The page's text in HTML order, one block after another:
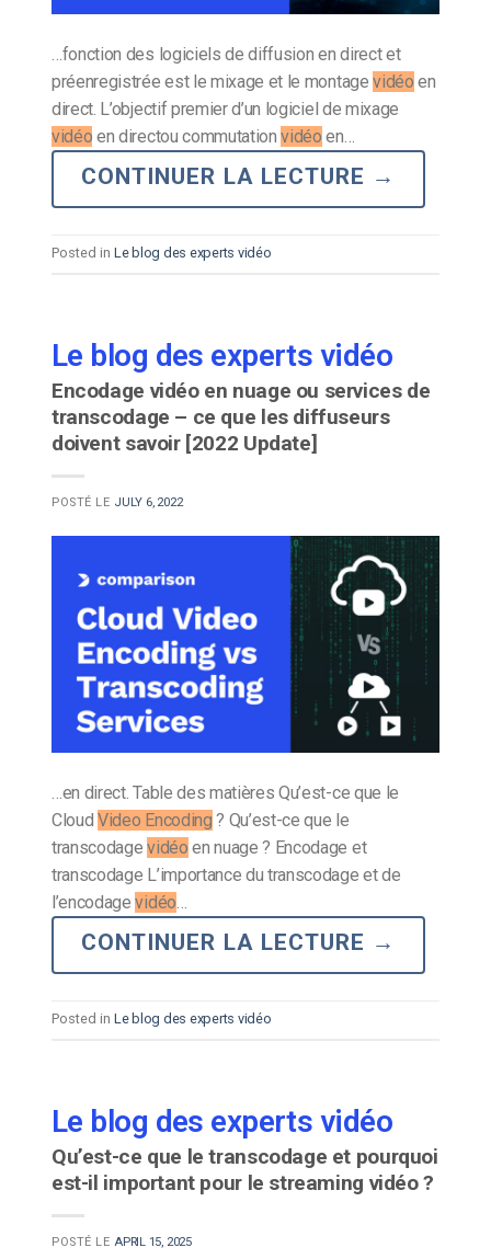
…fonction des logiciels de diffusion en direct et
préenregistrée est le mixage et le montagevidéo en
direct. L’objectif premier d’un logiciel de mixage
vidéo en directou commutationvidéo en…
CONTINUER LA LECTURE →
Posted in Le blog des experts vidéo
Le blog des experts vidéo
Encodage vidéo en nuage ou services de
transcodage – ce que les diffuseurs
doivent savoir [2022 Update]
POSTÉ LE JULY 6, 2022
…en direct. Table des matières Qu’est-ce que le
CloudVideo Encoding ? Qu’est-ce que le
transcodagevidéo en nuage ? Encodage et
transcodage L’importance du transcodage et de
l’encodagevidéo…
CONTINUER LA LECTURE →
Posted in Le blog des experts vidéo
Le blog des experts vidéo
Qu’est-ce que le transcodage et pourquoi
est-il important pour le streaming vidéo ?
POSTÉ LEAPRIL 15, 2025